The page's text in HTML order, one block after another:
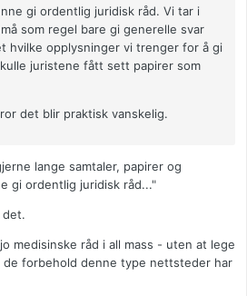
gi ordentlig juridisk råd. Vi tar i
som regel bare gi generelle svar
hvilke opplysninger vi trenger for å gi
juristene fått sett papirer som
det blir praktisk vanskelig.
lange samtaler, papirer og
gi ordentlig juridisk råd..."
det.
medisinske råd i all mass - uten at lege
de forbehold denne type nettsteder har